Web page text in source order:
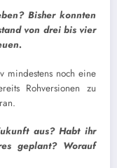
Bisher konnten
von drei bis vier
mindestens noch eine
Rohversionen zu
aus? Habt ihr
geplant? Worauf